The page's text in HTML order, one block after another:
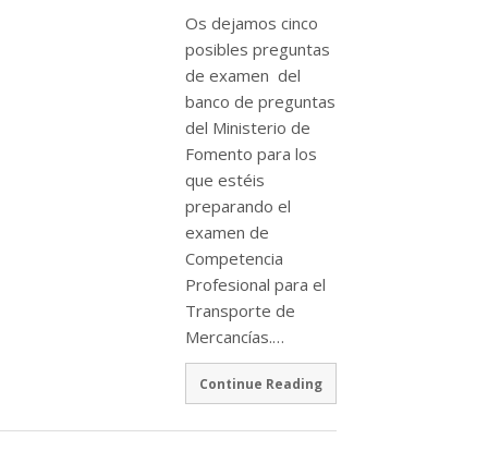
Os dejamos cinco
posibles preguntas
de examen del
banco de preguntas
del Ministerio de
Fomento para los
que estéis
preparando el
examen de
Competencia
Profesional para el
Transporte de
Mercancí­as.…
Continue Reading